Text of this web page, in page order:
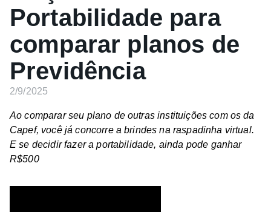
Portabilidade para
comparar planos de
Previdência
2/9/2025
Ao comparar seu plano de outras instituições com os da
Capef, você já concorre a brindes na raspadinha virtual.
E se decidir fazer a portabilidade, ainda pode ganhar
R$500